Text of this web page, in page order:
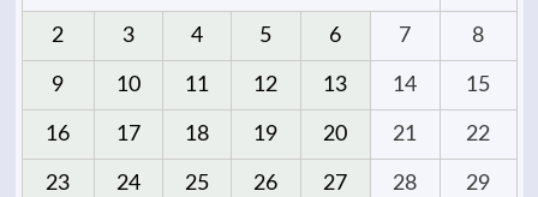
2 3 4 5 6 7 8
9 10 11 12 13 14 15
16 17 18 19 20 21 22
23 24 25 26 27 28 29